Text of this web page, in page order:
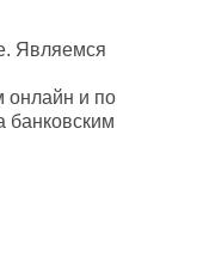
Являемся
онлайн и по
банковским